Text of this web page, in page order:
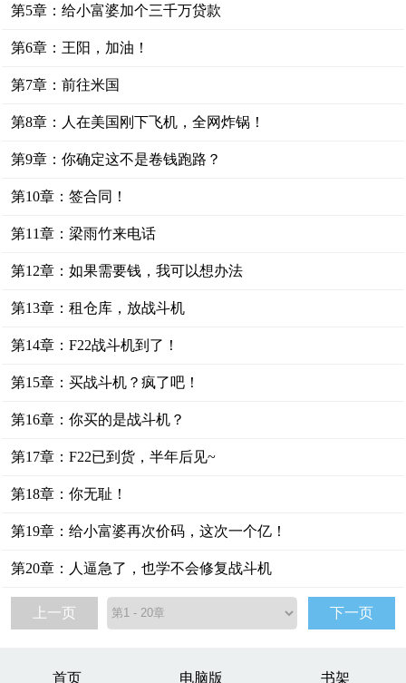
第5章：给小富婆加个三千万贷款
第6章：王阳，加油！
第7章：前往米国
第8章：人在美国刚下飞机，全网炸锅！
第9章：你确定这不是卷钱跑路？
第10章：签合同！
第11章：梁雨竹来电话
第12章：如果需要钱，我可以想办法
第13章：租仓库，放战斗机
第14章：F22战斗机到了！
第15章：买战斗机？疯了吧！
第16章：你买的是战斗机？
第17章：F22已到货，半年后见~
第18章：你无耻！
第19章：给小富婆再次价码，这次一个亿！
第20章：人逼急了，也学不会修复战斗机
上一页 下一页
首页 电脑版 书架